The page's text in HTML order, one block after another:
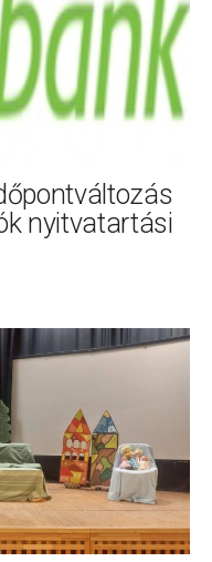
nyitvatartási